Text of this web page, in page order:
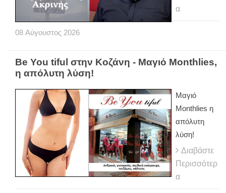
α
08 Αύγουστος 2026
Be You tiful στην Κοζάνη - Μαγιό Monthlies,
η απόλυτη λύση!
Μαγιό
Monthlies η
απόλυτη
λύση!
Διαβάστε
Περισσότερ
α